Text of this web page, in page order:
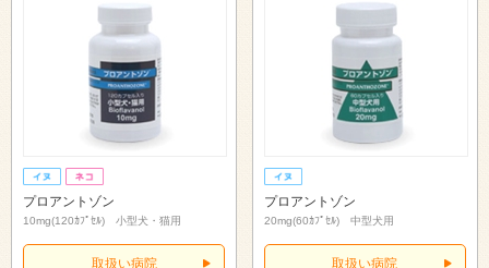
プロアントゾン
10mg(120ｶﾌﾟｾﾙ) 小型犬・猫用
取扱い病院
プロアントゾン
20mg(60ｶﾌﾟｾﾙ) 中型犬用
取扱い病院